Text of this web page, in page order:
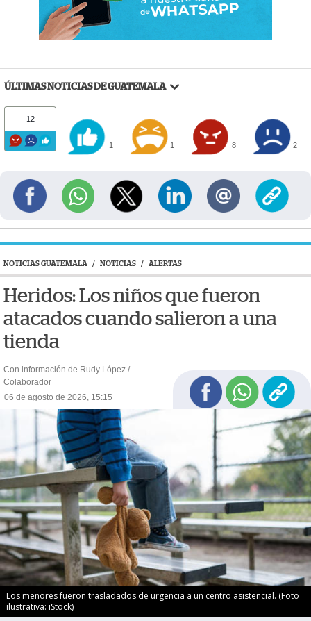
ÚLTIMAS NOTICIAS DE GUATEMALA
12
1 1 8 2
NOTICIAS GUATEMALA / NOTICIAS / ALERTAS
Heridos: Los niños que fueron
atacados cuando salieron a una
tienda
Con información de Rudy López /
Colaborador
06 de agosto de 2026, 15:15
Los menores fueron trasladados de urgencia a un centro asistencial. (Foto
ilustrativa: iStock)